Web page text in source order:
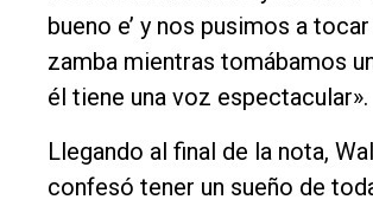
bueno e’ y nos pusimos a tocar
zamba mientras tomábamos
él tiene una voz espectacular».
Llegando al final de la nota,
confesó tener un sueño de